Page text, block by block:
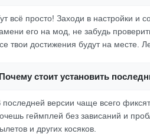
всё просто! Заходи в настройки и
его на мод, не забудь
твои достижения будут на месте.
Почему стоит установить
последней версии чаще всего
геймплей без зависаний и
и других косяков.